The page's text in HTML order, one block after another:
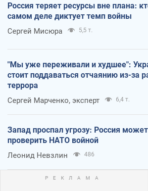
Россия теряет ресурсы вне плана:
самом деле диктует темп войны
Сергей Мисюра 5,5 т.
"Мы уже переживали и худшее":
стоит поддаваться отчаянию из-за
террора
Сергей Марченко, эксперт 6,4 т.
Запад проспал угрозу: Россия может
проверить НАТО войной
Леонид Невзлин 486